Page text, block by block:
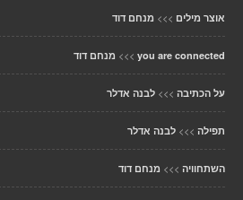
אוצר מילים >>> מנחם דוד
you are connected
>>> מנחם דוד
על הכתיבה >>> לבנה אדלר
תפילה >>> לבנה אדלר
השתחוויה >>> מנחם דוד